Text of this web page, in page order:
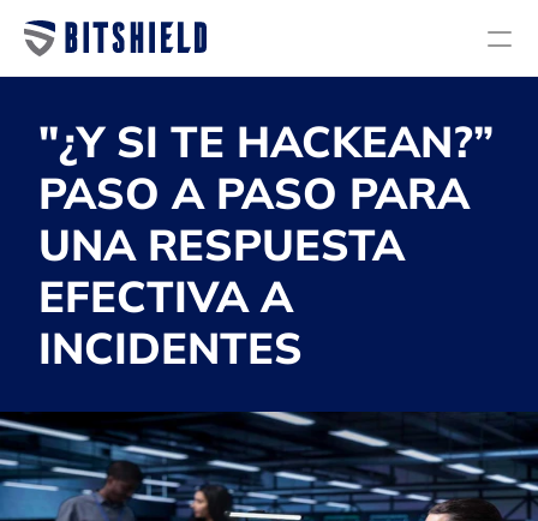
Planes
Nosotros
Blog
Diagnóstico de ciberseguridad
Auditoría y Cumplimiento
Investigación y Respuesta a incidentes
Endpoint Security
Next Generation Firewall
Email Security & Antispam
"¿Y SI TE HACKEAN?”
PASO A PASO PARA
UNA RESPUESTA
EFECTIVA A
INCIDENTES